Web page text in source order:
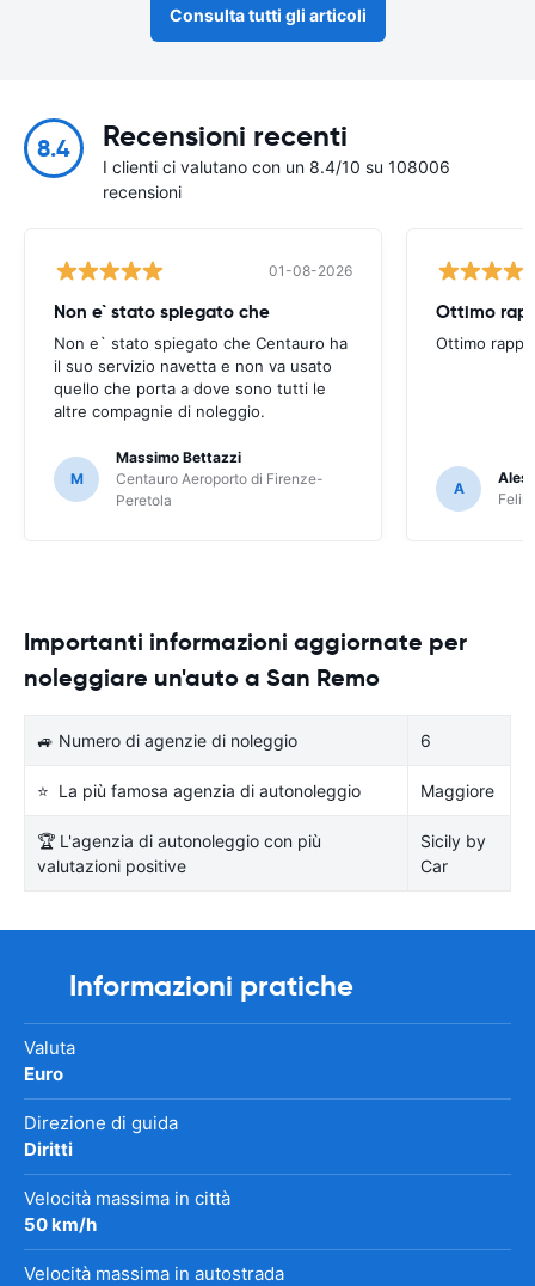
Consulta tutti gli articoli
8.4 Recensioni recenti
I clienti ci valutano con un 8.4/10 su 108006
recensioni
01-08-2026
Non e` stato spiegato che
Non e` stato spiegato che Centauro ha
il suo servizio navetta e non va usato
quello che porta a dove sono tutti le
altre compagnie di noleggio.
M
Massimo Bettazzi
Centauro Aeroporto di Firenze-
Peretola
Ottimo
Ottimo
A
Importanti informazioni aggiornate per
noleggiare un'auto a San Remo
🚙 Numero di agenzie di noleggio 6
⭐ La più famosa agenzia di autonoleggio Maggiore
🏆 L'agenzia di autonoleggio con più
valutazioni positive
Sicily by
Car
Informazioni pratiche
Valuta
Euro
Direzione di guida
Diritti
Velocità massima in città
50 km/h
Velocità massima in autostrada